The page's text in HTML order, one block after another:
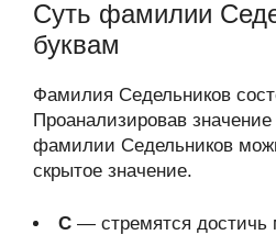
Суть фамилии
буквам
Фамилия Седельников
Проанализировав
фамилии Седельников
скрытое значение.
С — стремятся достичь